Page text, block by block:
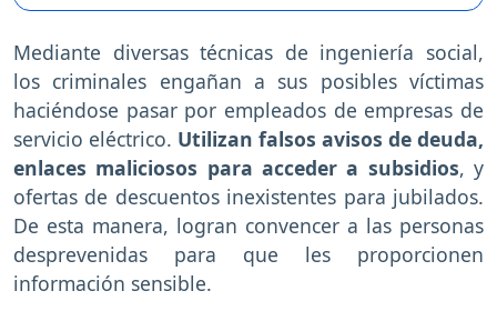
Mediante diversas técnicas de ingeniería social,
los criminales engañan a sus posibles víctimas
haciéndose pasar por empleados de empresas de
servicio eléctrico. Utilizan falsos avisos de deuda,
enlaces maliciosos para acceder a subsidios, y
ofertas de descuentos inexistentes para jubilados.
De esta manera, logran convencer a las personas
desprevenidas para que les proporcionen
información sensible.